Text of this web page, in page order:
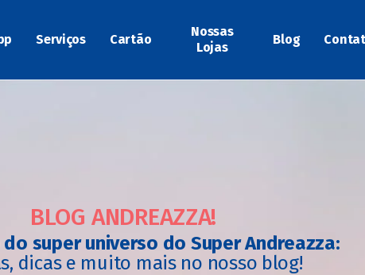
Serviços Cartão
Nossas
Lojas
Blog
BLOG ANDREAZZA!
super universo do Super Andreazza:
dicas e muito mais no nosso blog!